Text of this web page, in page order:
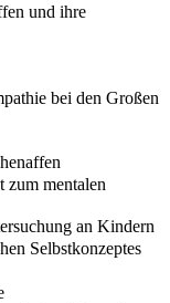
und ihre
bei den Großen
zum mentalen
an Kindern
Selbstkonzeptes